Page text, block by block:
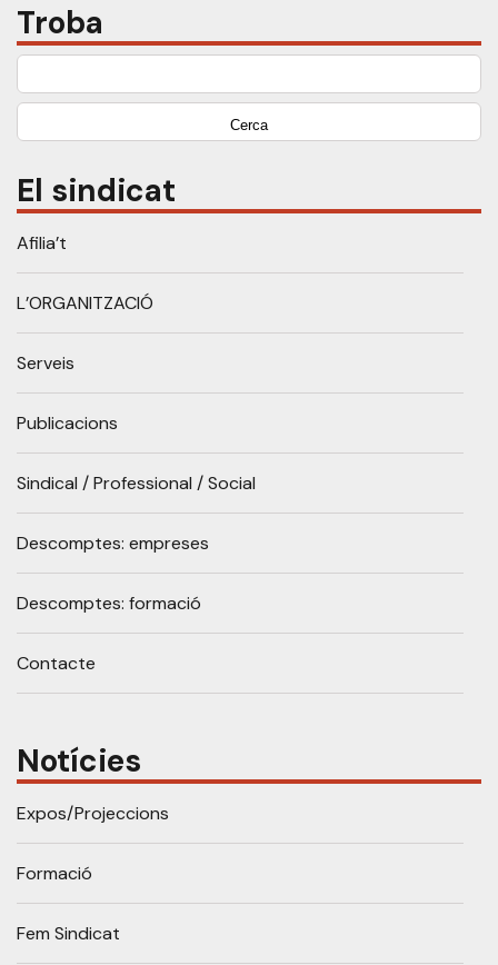
Troba
Cerca:
El sindicat
Afilia’t
L’ORGANITZACIÓ
Serveis
Publicacions
Sindical / Professional / Social
Descomptes: empreses
Descomptes: formació
Contacte
Notícies
Expos/Projeccions
Formació
Fem Sindicat